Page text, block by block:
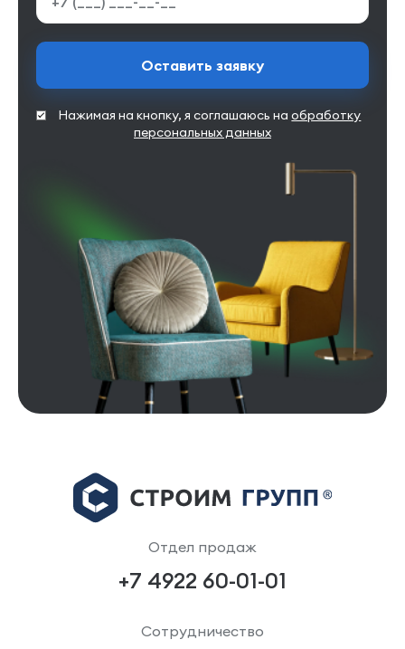
Оставить заявку
Нажимая на кнопку, я соглашаюсь наобработку
персональных данных
Отдел продаж
+7 4922 60-01-01
Сотрудничество